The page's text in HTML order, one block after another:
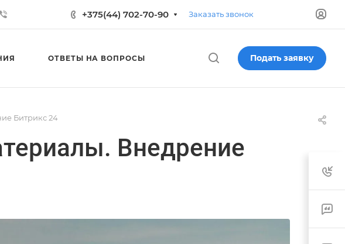
+375(44) 702-70-90 Заказать звонок
ОТВЕТЫ НА ВОПРОСЫ Подать заявку
Битрикс 24
Внедрение